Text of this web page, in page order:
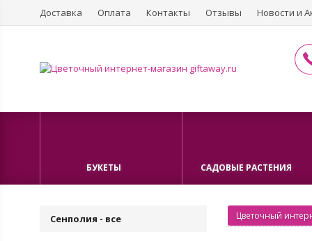
Доставка Оплата Контакты Отзывы Новости и
БУКЕТЫ САДОВЫЕ РАСТЕНИЯ
Сенполия - все Цветочный